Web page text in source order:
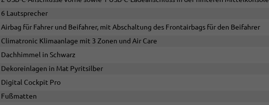
6 Lautsprecher
Airbag für Fahrer und Beifahrer, mit Abschaltung des Frontairbags für den Beifahrer
Climatronic Klimaanlage mit 3 Zonen und Air Care
Dachhimmel in Schwarz
Dekoreinlagen in Mat Pyritsilber
Digital Cockpit Pro
Fußmatten